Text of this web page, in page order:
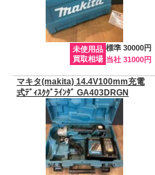
未使用品
買取相場
標準 30000円
当社 31000円
マキタ(makita) 14.4V100mm充電
式ﾃﾞｨｽｸｸﾞﾗｲﾝﾀﾞ GA403DRGN